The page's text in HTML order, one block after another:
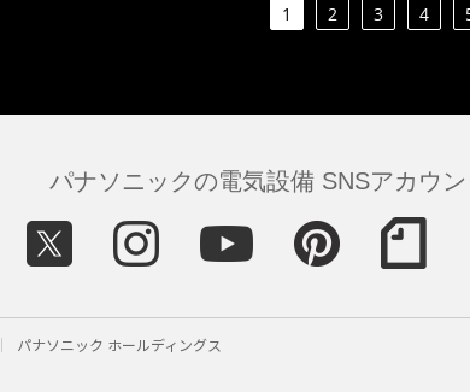
1 2 3 4
パナソニックの電気設備 SNSアカウン
パナソニック ホールディングス